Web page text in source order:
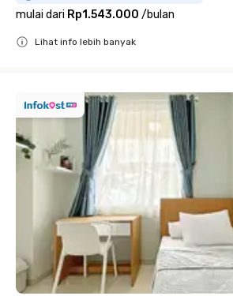
mulai dari Rp1.543.000 /bulan
Lihat info lebih banyak